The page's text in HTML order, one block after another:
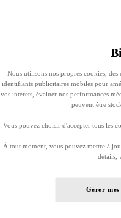
Nous utilisons nos propres cookies, des
identifiants publicitaires mobiles pour
vos intérets, évaluer nos performances
peuvent être
Vous pouvez choisir d'accepter tous les
À tout moment, vous pouvez mettre à
détails,
Gérer